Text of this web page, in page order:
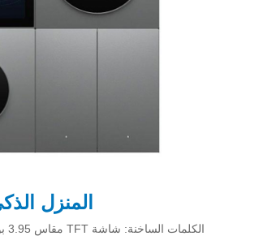
المنزل
الكلمات الساخنة: شاشة TFT مقاس 3.95 بوصة، الصين، الشركة المصنعة، المورد، المصنع، صنع في الصين، السائبة، حسب الطلب، OEM